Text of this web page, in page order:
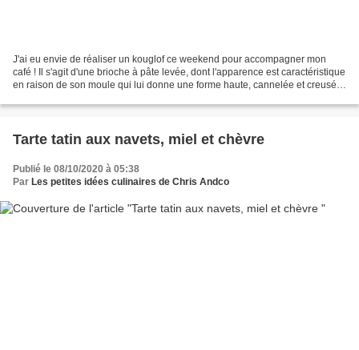
J'ai eu envie de réaliser un kouglof ce weekend pour accompagner mon
café ! Il s'agit d'une brioche à pâte levée, dont l'apparence est caractéristique
en raison de son moule qui lui donne une forme haute, cannelée et creusée
Tarte tatin aux navets, miel et chèvre
Publié le 08/10/2020 à 05:38
Par Les petites idées culinaires de Chris Andco